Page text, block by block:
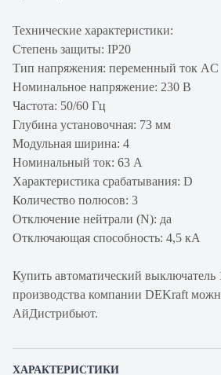
Технические характеристики:
Степень защиты: IP20
Тип напряжения: переменный ток AC
Номинальное напряжение: 230 В
Частота: 50/60 Гц
Глубина установочная: 73 мм
Модульная ширина: 4
Номинальный ток: 63 А
Характеристика срабатывания: D
Количество полюсов: 3
Отключение нейтрали (N): да
Отключающая способность: 4,5 кА
Купить автоматический выключатель
производства компании DEKraft
АйДистрибьют.
ХАРАКТЕРИСТИКИ